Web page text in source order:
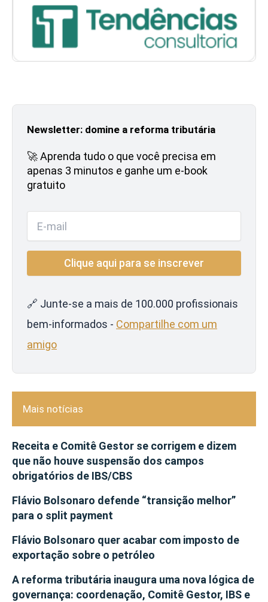
Newsletter: domine a reforma tributária
🚀 Aprenda tudo o que você precisa em
apenas 3 minutos e ganhe um e-book
gratuito
🔗 Junte-se a mais de 100.000 profissionais
bem-informados - Compartilhe com um
amigo
Mais notícias
Receita e Comitê Gestor se corrigem e dizem
que não houve suspensão dos campos
obrigatórios de IBS/CBS
Flávio Bolsonaro defende “transição melhor”
para o split payment
Flávio Bolsonaro quer acabar com imposto de
exportação sobre o petróleo
A reforma tributária inaugura uma nova lógica de
governança: coordenação, Comitê Gestor, IBS e